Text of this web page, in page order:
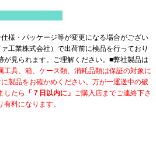
様・パッケージ等が変更になる場合がござい
工業株式会社）で出荷前に検品を行っており
が見られます。ご理解ください。■弊社製品は
工具、箱、ケース類、消耗品類は保証の対象に
製品をお確かめください。万が一運送中の破
したら
「７日以内に」 ご購入店までご連絡下さ
料になります。